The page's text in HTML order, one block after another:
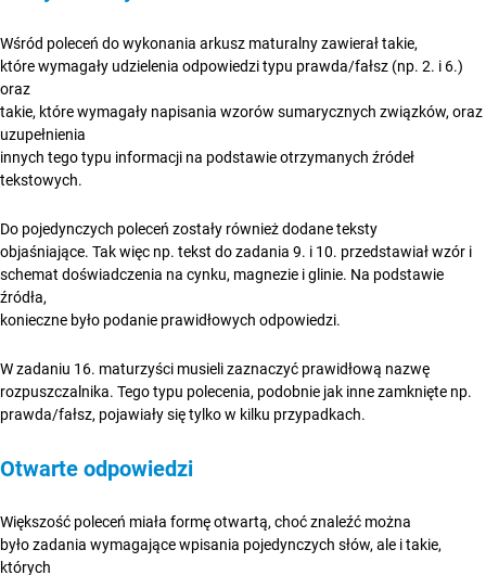
Wśród poleceń do wykonania arkusz maturalny zawierał takie,
które wymagały udzielenia odpowiedzi typu prawda/fałsz (np. 2. i 6.)
oraz
takie, które wymagały napisania wzorów sumarycznych związków, oraz
uzupełnienia
innych tego typu informacji na podstawie otrzymanych źródeł
tekstowych.
Do pojedynczych poleceń zostały również dodane teksty
objaśniające. Tak więc np. tekst do zadania 9. i 10. przedstawiał wzór i
schemat doświadczenia na cynku, magnezie i glinie. Na podstawie
źródła,
konieczne było podanie prawidłowych odpowiedzi.
W zadaniu 16. maturzyści musieli zaznaczyć prawidłową nazwę
rozpuszczalnika. Tego typu polecenia, podobnie jak inne zamknięte np.
prawda/fałsz, pojawiały się tylko w kilku przypadkach.
Otwarte odpowiedzi
Większość poleceń miała formę otwartą, choć znaleźć można
było zadania wymagające wpisania pojedynczych słów, ale i takie,
których